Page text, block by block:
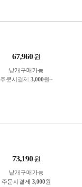
67,960 원
낱개구매가능
주문시결제 3,000원~
73,190 원
낱개구매가능
주문시결제 3,000원